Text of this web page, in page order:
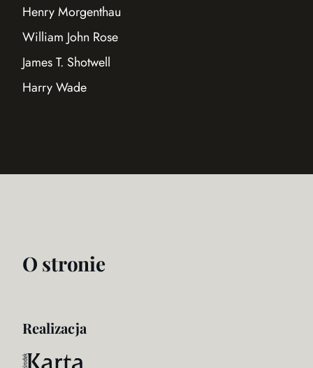
Henry Morgenthau
William John Rose
James T. Shotwell
Harry Wade
O stronie
Realizacja